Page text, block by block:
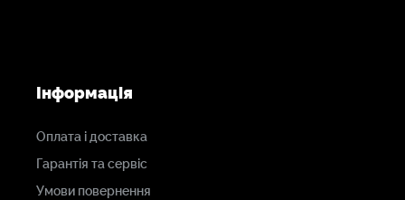
Інформація
Оплата і доставка
Гарантія та сервіс
Умови повернення